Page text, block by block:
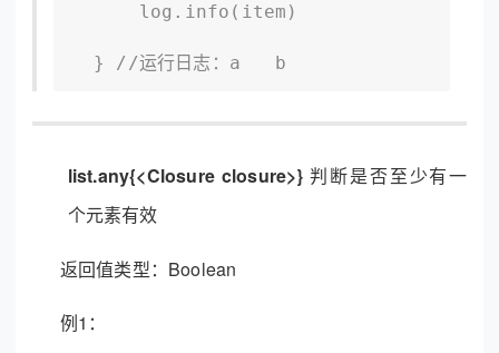
log.info(item)
} //运行日志：a   b
list.any{<Closure closure>} 判断是否至少有一
个元素有效
返回值类型：Boolean
例1：